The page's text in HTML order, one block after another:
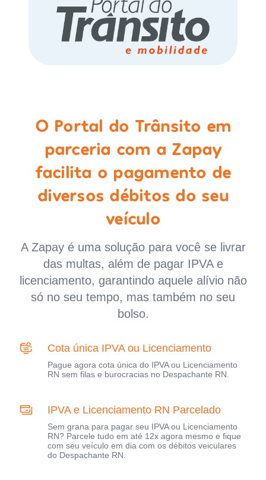
O Portal do Trânsito em
parceria com a Zapay
facilita o pagamento de
diversos débitos do seu
veículo
A Zapay é uma solução para você se livrar
das multas, além de pagar IPVA e
licenciamento, garantindo aquele alívio não
só no seu tempo, mas também no seu
bolso.
Cota única IPVA ou Licenciamento
Pague agora cota única do IPVA ou Licenciamento
RN sem filas e burocracias no Despachante RN.
IPVA e Licenciamento RN Parcelado
Sem grana para pagar seu IPVA ou Licenciamento
RN? Parcele tudo em até 12x agora mesmo e fique
com seu veículo em dia com os débitos veiculares
do Despachante RN.